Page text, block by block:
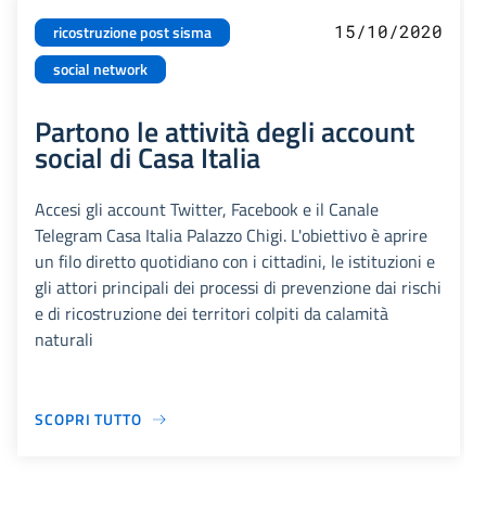
ricostruzione post sisma
social network
15/10/2020
Partono le attività degli account
social di Casa Italia
Accesi gli account Twitter, Facebook e il Canale
Telegram Casa Italia Palazzo Chigi. L'obiettivo è aprire
un filo diretto quotidiano con i cittadini, le istituzioni e
gli attori principali dei processi di prevenzione dai rischi
e di ricostruzione dei territori colpiti da calamità
naturali
SCOPRI TUTTO